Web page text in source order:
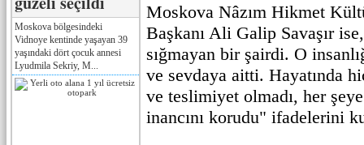
Moskova bölgesindeki
Vidnoye kentinde yaşayan 39
yaşındaki dört çocuk annesi
Lyudmila Sekriy, M...
Moskova Nâzım Hikmet
Başkanı Ali Galip Savaşır
sığmayan bir şairdi. O
ve sevdaya aitti. Hayatında
ve teslimiyet olmadı, her
inancını korudu" ifadelerini